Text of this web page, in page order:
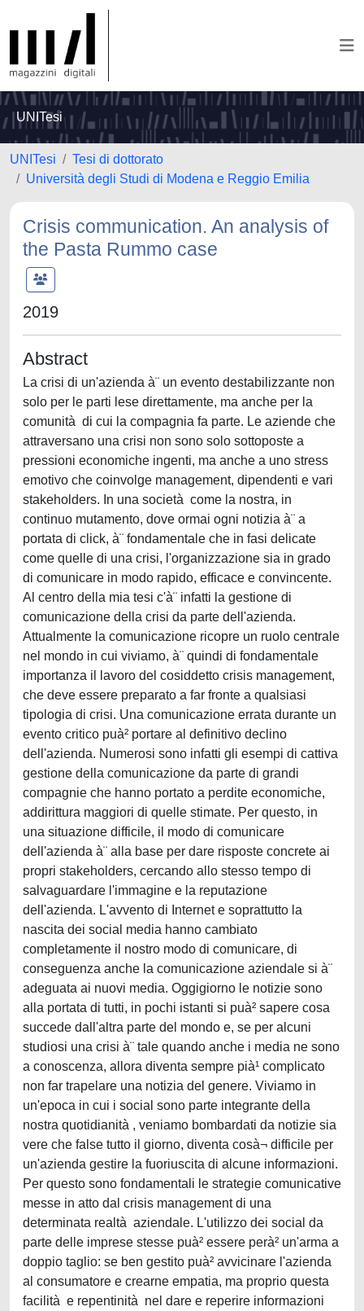
UNITesi
UNITesi
Tesi di dottorato
Università degli Studi di Modena e Reggio Emilia
Crisis communication. An analysis of
the Pasta Rummo case
2019
Abstract
La crisi di un'azienda à¨ un evento destabilizzante non
solo per le parti lese direttamente, ma anche per la
comunità di cui la compagnia fa parte. Le aziende che
attraversano una crisi non sono solo sottoposte a
pressioni economiche ingenti, ma anche a uno stress
emotivo che coinvolge management, dipendenti e vari
stakeholders. In una società come la nostra, in
continuo mutamento, dove ormai ogni notizia à¨ a
portata di click, à¨ fondamentale che in fasi delicate
come quelle di una crisi, l'organizzazione sia in grado
di comunicare in modo rapido, efficace e convincente.
Al centro della mia tesi c'à¨ infatti la gestione di
comunicazione della crisi da parte dell'azienda.
Attualmente la comunicazione ricopre un ruolo centrale
nel mondo in cui viviamo, à¨ quindi di fondamentale
importanza il lavoro del cosiddetto crisis management,
che deve essere preparato a far fronte a qualsiasi
tipologia di crisi. Una comunicazione errata durante un
evento critico puà² portare al definitivo declino
dell'azienda. Numerosi sono infatti gli esempi di cattiva
gestione della comunicazione da parte di grandi
compagnie che hanno portato a perdite economiche,
addirittura maggiori di quelle stimate. Per questo, in
una situazione difficile, il modo di comunicare
dell'azienda à¨ alla base per dare risposte concrete ai
propri stakeholders, cercando allo stesso tempo di
salvaguardare l'immagine e la reputazione
dell'azienda. L'avvento di Internet e soprattutto la
nascita dei social media hanno cambiato
completamente il nostro modo di comunicare, di
conseguenza anche la comunicazione aziendale si à¨
adeguata ai nuovi media. Oggigiorno le notizie sono
alla portata di tutti, in pochi istanti si puà² sapere cosa
succede dall'altra parte del mondo e, se per alcuni
studiosi una crisi à¨ tale quando anche i media ne sono
a conoscenza, allora diventa sempre pià¹ complicato
non far trapelare una notizia del genere. Viviamo in
un'epoca in cui i social sono parte integrante della
nostra quotidianità , veniamo bombardati da notizie sia
vere che false tutto il giorno, diventa cosà¬ difficile per
un'azienda gestire la fuoriuscita di alcune informazioni.
Per questo sono fondamentali le strategie comunicative
messe in atto dal crisis management di una
determinata realtà aziendale. L'utilizzo dei social da
parte delle imprese stesse puà² essere perà² un'arma a
doppio taglio: se ben gestito puà² avvicinare l'azienda
al consumatore e crearne empatia, ma proprio questa
facilità e repentinità nel dare e reperire informazioni